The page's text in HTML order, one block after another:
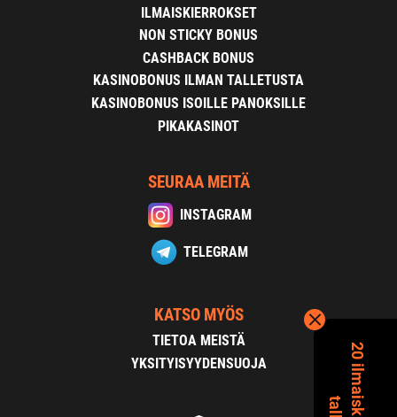
ILMAISKIERROKSET
NON STICKY BONUS
CASHBACK BONUS
KASINOBONUS ILMAN TALLETUSTA
KASINOBONUS ISOILLE PANOKSILLE
PIKAKASINOT
SEURAA MEITÄ
INSTAGRAM
TELEGRAM
KATSO MYÖS
TIETOA MEISTÄ
YKSITYISYYDENSUOJA